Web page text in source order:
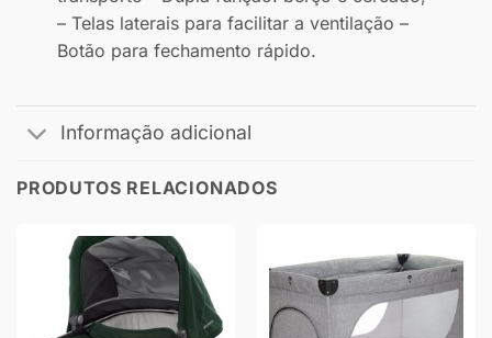
– Telas laterais para facilitar a ventilação –
Botão para fechamento rápido.
Informação adicional
PRODUTOS RELACIONADOS